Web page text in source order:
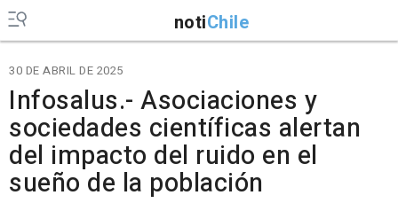
notiChile
30 DE ABRIL DE 2025
Infosalus.- Asociaciones y
sociedades científicas alertan
del impacto del ruido en el
sueño de la población